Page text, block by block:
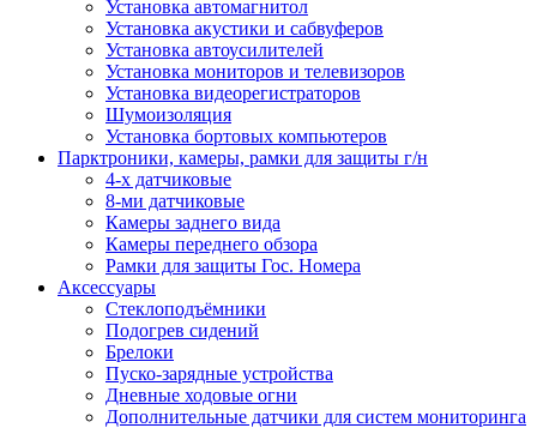
Установка автомагнитол
Установка акустики и сабвуферов
Установка автоусилителей
Установка мониторов и телевизоров
Установка видеорегистраторов
Шумоизоляция
Установка бортовых компьютеров
Парктроники, камеры, рамки для защиты г/н
4-х датчиковые
8-ми датчиковые
Камеры заднего вида
Камеры переднего обзора
Рамки для защиты Гос. Номера
Аксессуары
Стеклоподъёмники
Подогрев сидений
Брелоки
Пуско-зарядные устройства
Дневные ходовые огни
Дополнительные датчики для систем мониторинга